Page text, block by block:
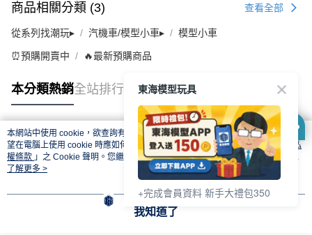
商品相關分類 (3) 查看全部
從系列找潮玩▸ 汽機車/模型小車▸ 模型小車
⏰預購開賣中 🔥最新預購商品
本分類熱銷全站排行
熱門標籤
本網站中使用 cookie，欲查詢有關本網站使用 cookie 方式之詳情，及若您不希
望在電腦上使用 cookie 時應如何變更電腦的 cookie 設定，請參閱本網站「
隱私
權條款 」之 Cookie 聲明。您繼續使用本網站即表示您同意本公司得按本網站使
用條款之 Cookie 聲明使用 cookie。
了解更多 >
我知道了
東海模型玩具
+完成會員資料 新手大禮包350